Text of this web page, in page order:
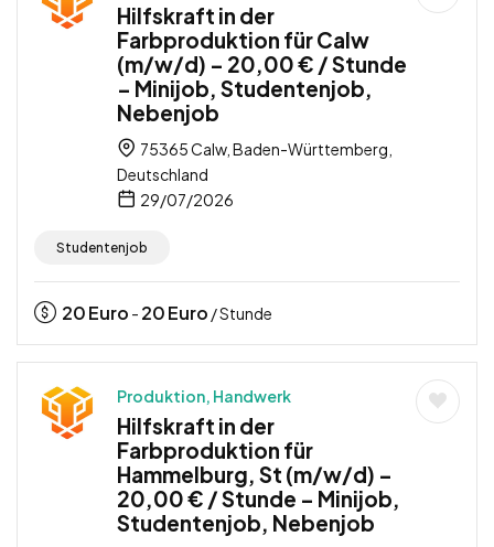
Hilfskraft in der
Farbproduktion für Calw
(m/w/d) – 20,00 € / Stunde
– Minijob, Studentenjob,
Nebenjob
75365 Calw, Baden-Württemberg,
Deutschland
29/07/2026
Studentenjob
20Euro - 20Euro / Stunde
Produktion, Handwerk
Hilfskraft in der
Farbproduktion für
Hammelburg, St (m/w/d) –
20,00 € / Stunde – Minijob,
Studentenjob, Nebenjob